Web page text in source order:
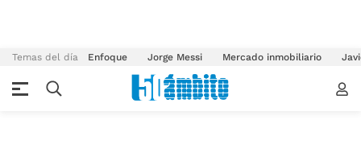
Temas del día Enfoque Jorge Messi Mercado inmobiliario